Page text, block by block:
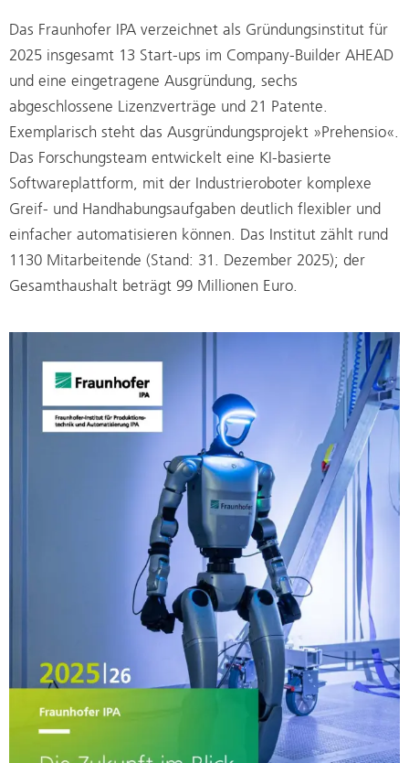
Das Fraunhofer IPA verzeichnet als Gründungsinstitut für
2025 insgesamt 13 Start-ups im Company-Builder AHEAD
und eine eingetragene Ausgründung, sechs
abgeschlossene Lizenzverträge und 21 Patente.
Exemplarisch steht das Ausgründungsprojekt »Prehensio«.
Das Forschungsteam entwickelt eine KI-basierte
Softwareplattform, mit der Industrieroboter komplexe
Greif- und Handhabungsaufgaben deutlich flexibler und
einfacher automatisieren können. Das Institut zählt rund
1130 Mitarbeitende (Stand: 31. Dezember 2025); der
Gesamthaushalt beträgt 99 Millionen Euro.